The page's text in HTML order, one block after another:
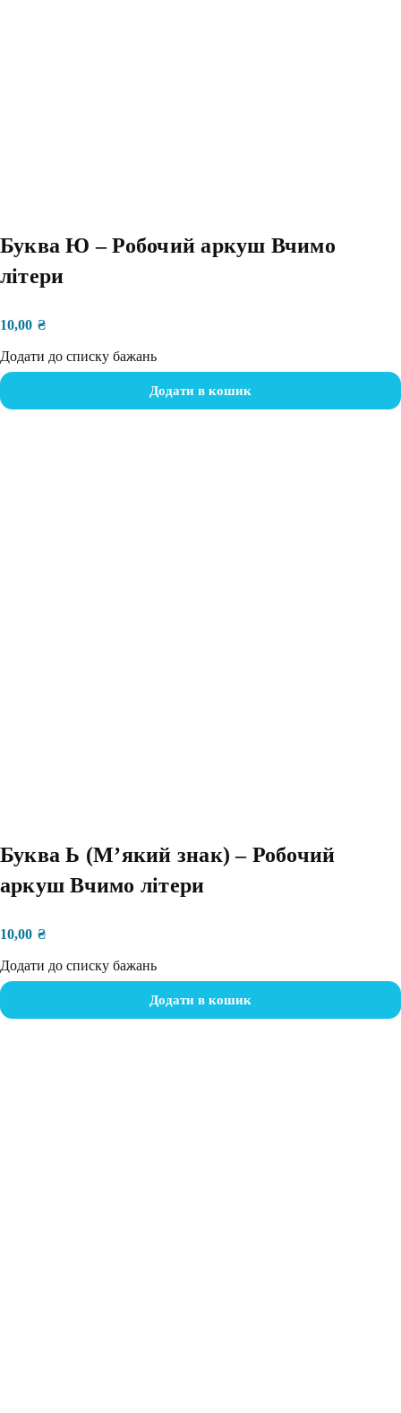
Буква Ю – Робочий аркуш Вчимо
літери
10,00 ₴
Додати до списку бажань
Додати в кошик
Буква Ь (Мʼякий знак) – Робочий
аркуш Вчимо літери
10,00 ₴
Додати до списку бажань
Додати в кошик